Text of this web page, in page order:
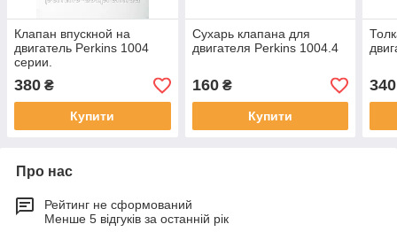
Клапан впускной на
двигатель Perkins 1004
серии.
380 ₴
Купити
Сухарь клапана для
двигателя Perkins 1004.4
160₴
Купити
340
Про нас
Рейтинг не сформований
Менше 5 відгуків за останній рік